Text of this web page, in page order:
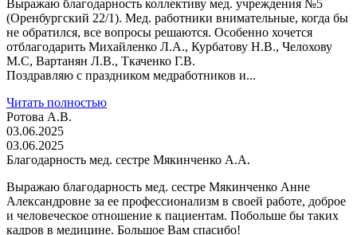
Выражаю благодарность коллективу мед. учреждения №5
(Оренбургский 22/1). Мед. работники внимательные, когда бы
не обратился, все вопросы решаются. Особенно хочется
отблагодарить Михайленко Л.А., Курбатову Н.В., Челохову
М.С, Вартанян Л.В., Ткаченко Г.В.
Поздравляю с праздником медработников и...
Читать полностью
Ротова А.В.
03.06.2025
03.06.2025
Благодарность мед. сестре Мякинченко А.А.
Выражаю благодарность мед. сестре Мякинченко Анне
Александровне за ее профессионализм в своей работе, доброе
и человеческое отношение к пациентам. Побольше бы таких
кадров в медицине. Большое Вам спасибо!